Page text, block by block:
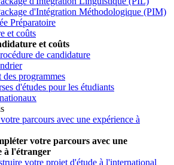
d'Intégration Méthodologique (PIM)
Préparatoire
et coûts
et coûts
de candidature
des programmes
d'études pour les étudiants
parcours avec une expérience à
votre parcours avec une
à l'étranger
votre projet d'étude à l'international